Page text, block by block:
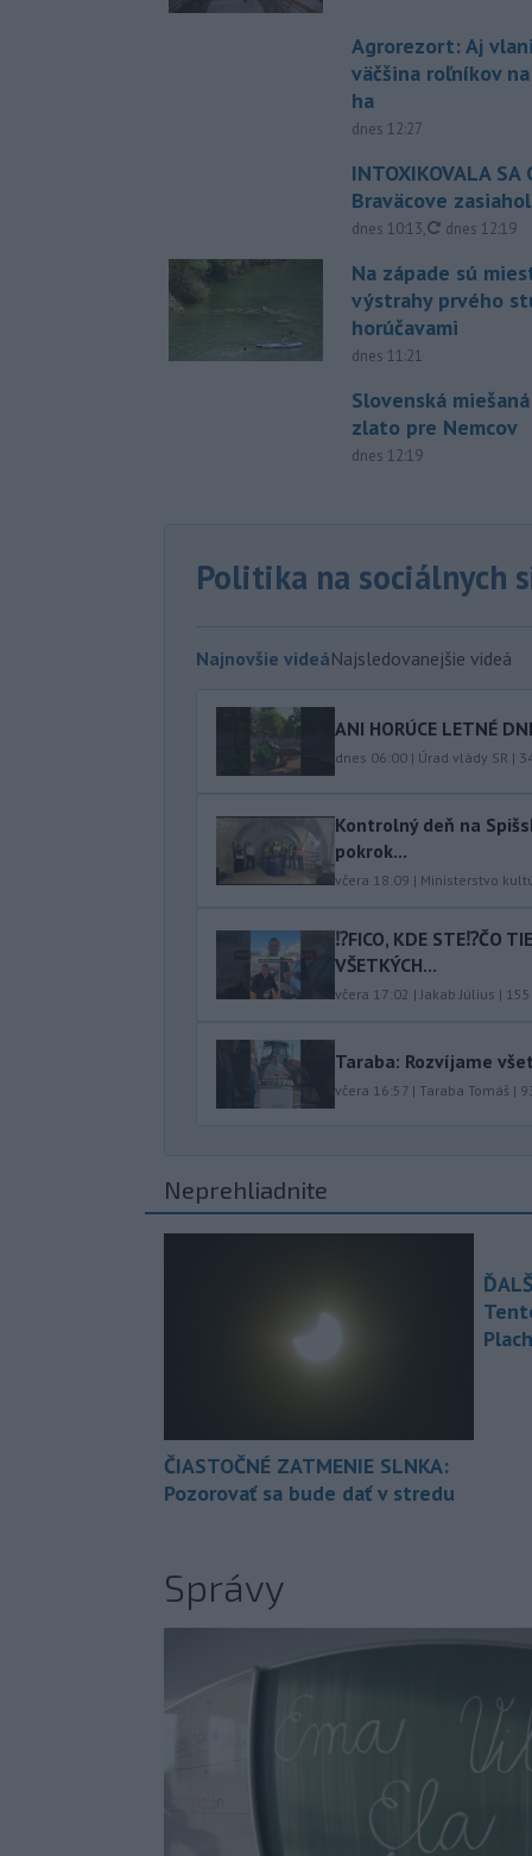
Agrorezort: Aj
väčšina roľníkov
ha
dnes 12:27
INTOXIKOVALA SA
Braväcove
dnes 10:13, aktualizované
dnes 12:19
Na západe sú
výstrahy prvého
horúčavami
dnes 11:21
Slovenská
zlato pre Nemcov
dnes 12:19
Politika na sociálnych
Najnovšie videáNajsledovanejšie videá
ANI HORÚCE LETNÉ
dnes 06:00 | Úrad vlády SR |
Kontrolný deň na
pokrok...
včera 18:09 | Ministerstvo
⁉️FICO, KDE STE⁉️ČO
VŠETKÝCH...
včera 17:02 | Jakab Július |
Taraba: Rozvíjame
včera 16:57 | Taraba Tomáš |
Neprehliadnite
ČIASTOČNÉ ZATMENIE SLNKA:
Pozorovať sa bude dať v stredu
Správy